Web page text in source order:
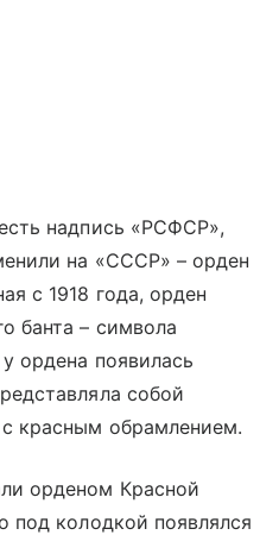
надпись «РСФСР»,
на «СССР» – орден
с 1918 года, орден
банта – символа
ордена появилась
собой
красным обрамлением.
орденом Красной
под колодкой появлялся